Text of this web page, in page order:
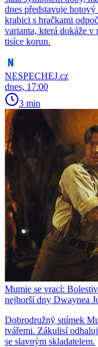
dnes představuje
krabici s hračkami
varianta, která dokáže
tisíce korun.
NESPECHEJ.cz
dnes, 17:00
3 min
Mumie se vrací:
nejhorší dny Dwaynea
Dobrodružný snímek
tvářemi. Zákulisí
se slavným skladatelem.